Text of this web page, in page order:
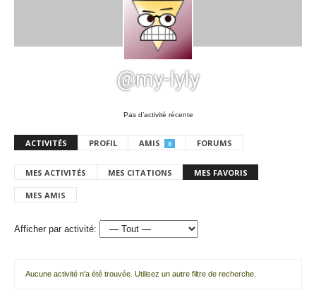
@my-lyly
Pas d’activité récente
ACTIVITÉS PROFIL AMIS 0 FORUMS
MES ACTIVITÉS MES CITATIONS MES FAVORIS
MES AMIS
Afficher par activité:
Aucune activité n'a été trouvée. Utilisez un autre filtre de recherche.